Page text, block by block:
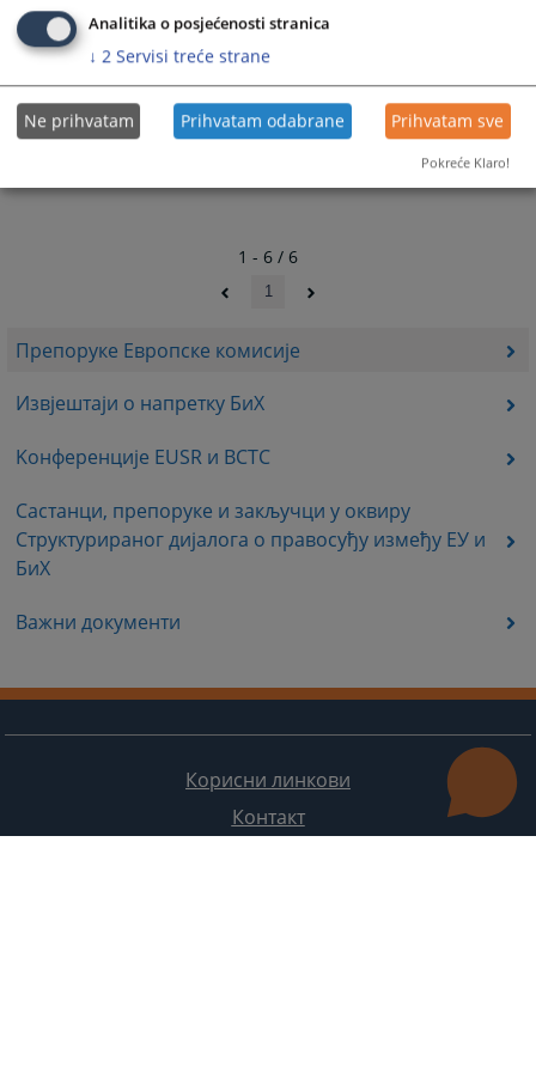
Препоруке Европске комисије
Извјештаји о напретку БиХ
Kонференције EUSR и ВСТС
Састанци, препоруке и закључци у оквиру
Cтруктурираног дијалога о правосуђу између ЕУ и
БиХ
Важни документи
1 - 6 / 6
1
Корисни линкови
Контакт
Analitika o posjećenosti stranica
↓ 2 Servisi treće strane
Ne prihvatam Prihvatam odabrane Prihvatam sve
Pokreće Klaro!